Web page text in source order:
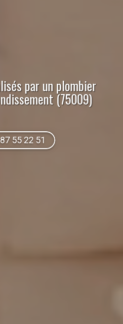
parun plombier
(75009)
55 22 51